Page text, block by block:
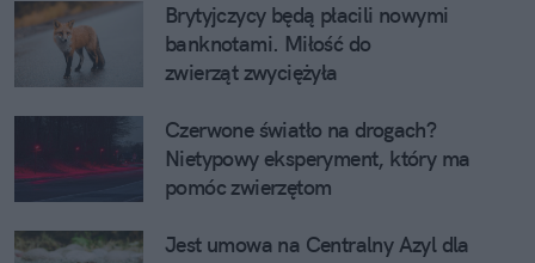
Brytyjczycy będą płacili nowymi
banknotami. Miłość do
zwierząt zwyciężyła
Czerwone światło na drogach?
Nietypowy eksperyment, który ma
pomóc zwierzętom
Jest umowa na Centralny Azyl dla